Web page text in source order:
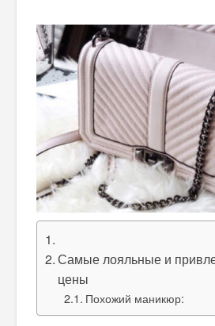
Самые лояльные и
цены
Похожий маникюр: